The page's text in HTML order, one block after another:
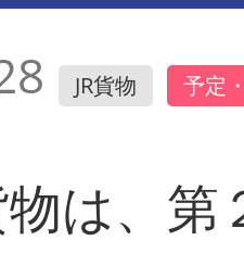
JR貨物 予定
は、第